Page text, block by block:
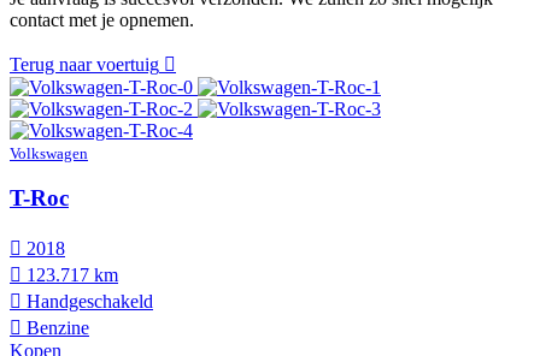
contact met je opnemen.
Terug naar voertuig
Volkswagen
T-Roc
2018
123.717 km
Hand­geschakeld
Benzine
Kopen